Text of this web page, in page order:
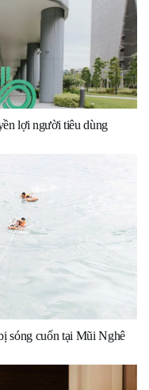
lợi người tiêu dùng
sóng cuốn tại Mũi Nghê